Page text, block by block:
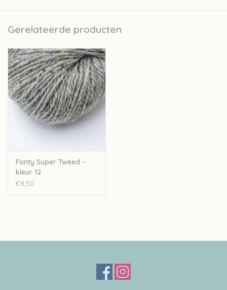
gebeurt in Frankrijk zelf. Ze doen dit met zorg voor de natuur
door bijvoorbeeld te werken met een ecologisch
waterzuiveringsinstallatie. Er wordt met personeel uit de regio
gewerkt waardoor ook de lokale economie gesteund wordt.
Fonty besteedt veel aandacht aan transparantie. Elk product
heeft op zijn label een QR code, hierop vind je alle info over het
productieproces en de oorsprong van de grondstoffen.
De garens van Fonty worden gekleurd op strengen, wat zorgt
dat de kleur dieper in het garen dringt en langer zijn kleur
Gerelateerde producten
Fonty Super Tweed -
kleur 12
€8,50